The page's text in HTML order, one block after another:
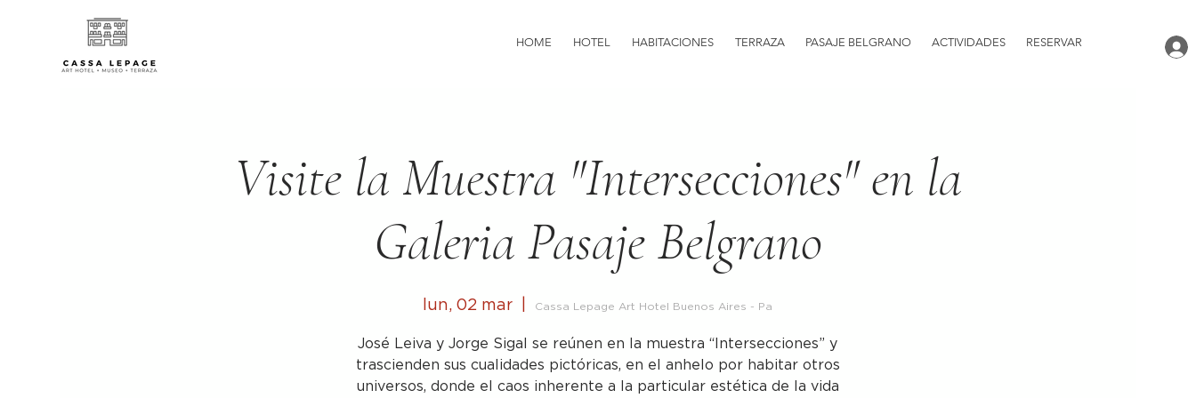
HOME HOTEL HABITACIONES TERRAZA PASAJE BELGRANO ACTIVIDADES RESERVAR
Visite la Muestra "Intersecciones" en la
Galeria Pasaje Belgrano
lun, 02 mar Cassa Lepage Art Hotel Buenos Aires - Pa
José Leiva y Jorge Sigal se reúnen en la muestra “Intersecciones” y
trascienden sus cualidades pictóricas, en el anhelo por habitar otros
universos, donde el caos inherente a la particular estética de la vida